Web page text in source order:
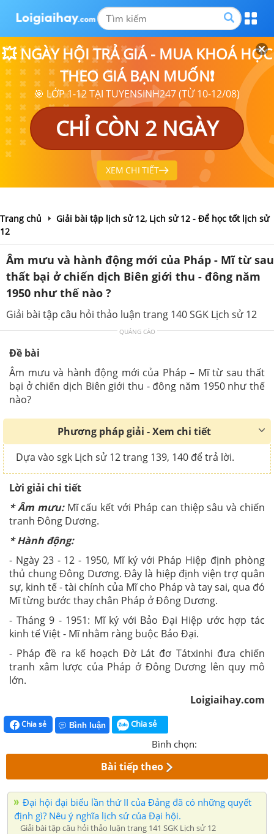
💥 NGÀY HỘI TRẢ GIÁ - MUA KHOÁ HỌC
THEO GIÁ BẠN MUỐN❗
🎯 LỚP 1-12 TẠI TUYENSINH247 (TỪ 10-12/08)
CHỈ CÒN 2 NGÀY
XEM CHI TIẾT
Trang chủ
Giải bài tập lịch sử 12, Lịch sử 12 - Để học tốt lịch sử
12
Âm mưu và hành động mới của Pháp - Mĩ từ sau
thất bại ở chiến dịch Biên giới thu - đông năm
1950 như thế nào ?
Giải bài tập câu hỏi thảo luận trang 140 SGK Lịch sử 12
QUẢNG CÁO
Đề bài
Âm mưu và hành động mới của Pháp – Mĩ từ sau thất
bại ở chiến dịch Biên giới thu - đông năm 1950 như thế
nào?
Phương pháp giải - Xem chi tiết
Dựa vào sgk Lịch sử 12 trang 139, 140 để trả lời.
Lời giải chi tiết
* Âm mưu: Mĩ cấu kết với Pháp can thiệp sâu và chiến
tranh Đông Dương.
* Hành động:
- Ngày 23 - 12 - 1950, Mĩ ký với Pháp Hiệp định phòng
thủ chung Đông Dương. Đây là hiệp định viện trợ quân
sự, kinh tế - tài chính của Mĩ cho Pháp và tay sai, qua đó
Mĩ từng bước thay chân Pháp ở Đông Dương.
- Tháng 9 - 1951: Mĩ ký với Bảo Đại Hiệp ước hợp tác
kinh tế Việt - Mĩ nhằm ràng buộc Bảo Đại.
- Pháp đề ra kế hoạch Đờ Lát đơ Tátxinhi đưa chiến
tranh xâm lược của Pháp ở Đông Dương lên quy mô
lớn.
Loigiaihay.com
Chia sẻ Bình luận Chia sẻ
Bình chọn:
Bài tiếp theo
Đại hội đại biểu lần thứ II của Đảng đã có những quyết
định gì? Nêu ý nghĩa lịch sử của Đại hội.
Giải bài tập câu hỏi thảo luận trang 141 SGK Lịch sử 12